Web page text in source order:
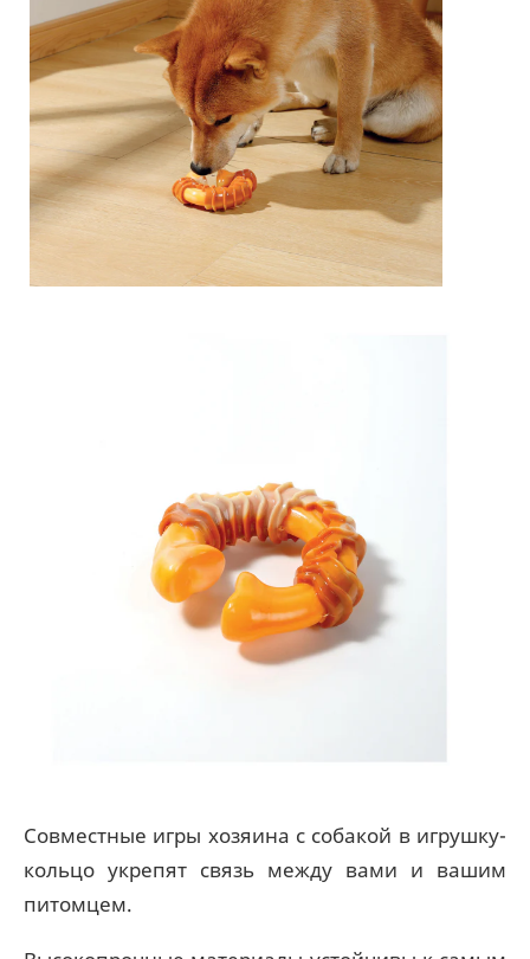
Совместные игры хозяина с собакой в игрушку-
кольцо укрепят связь между вами и вашим
питомцем.